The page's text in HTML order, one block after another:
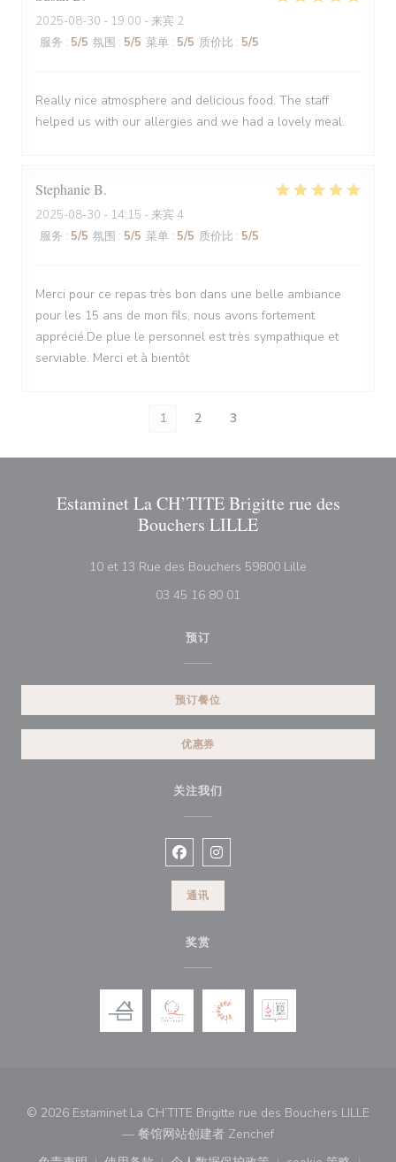
2025-08-30 - 19:00 - 来宾 2
服务 : 5/5 氛围 : 5/5 菜单 : 5/5 质价比 : 5/5
Really nice atmosphere and delicious food. The staff
helped us with our allergies and we had a lovely meal.
StephanieB
2025-08-30 - 14:15 - 来宾 4
服务 : 5/5 氛围 : 5/5 菜单 : 5/5 质价比 : 5/5
Merci pour ce repas très bon dans une belle ambiance
pour les 15 ans de mon fils, nous avons fortement
apprécié.De plue le personnel est très sympathique et
serviable. Merci et à bientôt
1 2 3
Estaminet La CH’TITE Brigitte rue des
Bouchers LILLE
10 et 13 Rue des Bouchers 59800 Lille
03 45 16 80 01
预订
预订餐位
优惠券
关注我们
Facebook ((在新窗口中打开))
Instagram ((在新窗口中打开))
通讯
奖赏
© 2026 Estaminet La CH’TITE Brigitte rue des Bouchers LILLE
— 餐馆网站创建者 Zenchef((在新窗口中打开))